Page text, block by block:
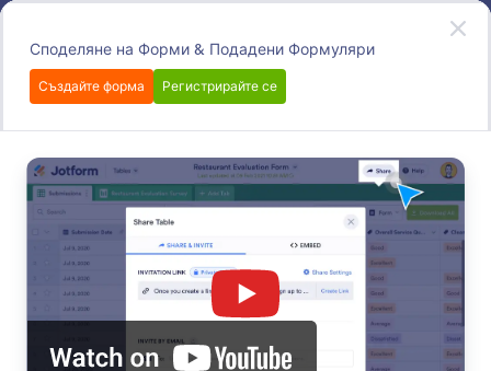
Collaboration
Споделяйте лесно вашите форми и подадени
формуляри с колеги и клиенти, като използвате
вградените инструменти за сътрудничество на
Jotform. Вие можете да добавяте сътрудници и
под-потребители, да изпращате линкове за
споделяне, да вграждате форми във всяка уеб
страница, да генерирате PDF отчети и QR кодове и
много други – всичко това от вашето табло за
Начало на диалоговия прозорец
Споделяне на Форми & Подадени Формуляри
Създайте форма Регистрирайте се